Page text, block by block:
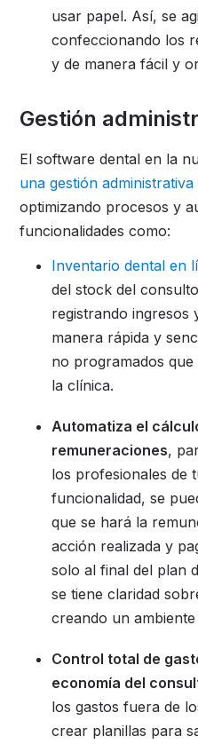
usar papel. Así, se
confeccionando los
y de manera fácil y
Gestión
El software dental en la
una gestión administrativa
optimizando procesos y
funcionalidades como:
Inventario dental en
del stock del
registrando ingresos
manera rápida y
no programados
la clínica.
Automatiza el
remuneraciones,
los profesionales de
funcionalidad, se
que se hará la
acción realizada y
solo al final del plan
se tiene claridad
creando un
Control total de
economía del
los gastos fuera de
crear planillas para